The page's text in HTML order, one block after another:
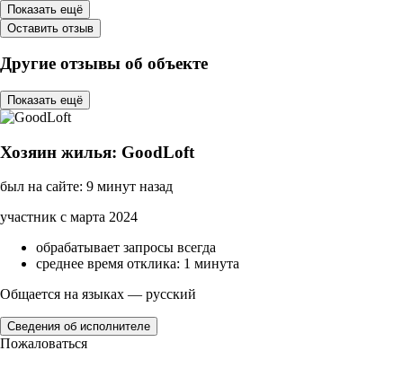
Показать ещё
Оставить отзыв
Другие отзывы об объекте
Показать ещё
Хозяин жилья: GoodLoft
был на сайте: 9 минут назад
участник с марта 2024
обрабатывает запросы всегда
среднее время отклика: 1 минута
Общается на языках — русский
Сведения об исполнителе
Пожаловаться